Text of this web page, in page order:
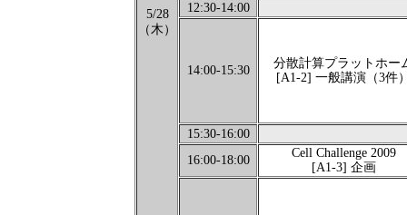
5/28
（木）
12:30-14:00
14:00-15:30
分散計算プラットホー
[A1-2] 一般講演（3件
15:30-16:00
16:00-18:00
Cell Challenge 2009
[A1-3] 企画